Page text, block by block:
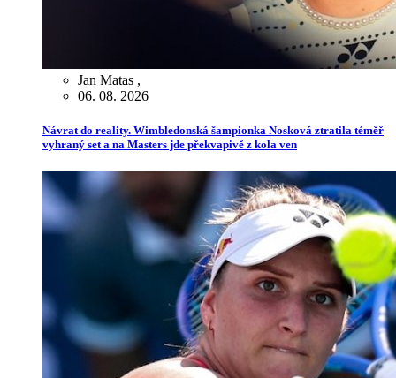
Jan Matas ,
06. 08. 2026
Návrat do reality. Wimbledonská šampionka Nosková ztratila téměř
vyhraný set a na Masters jde překvapivě z kola ven